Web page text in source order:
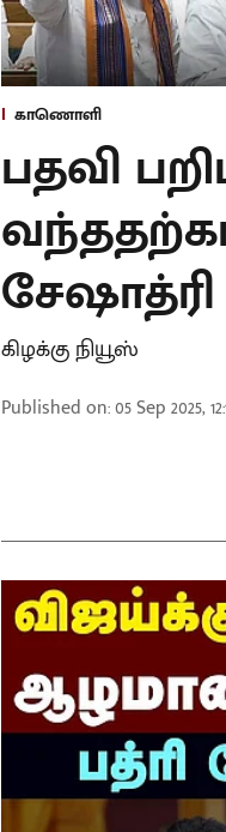
காணொளி
பதவி
சேஷாத்ரி
கிழக்கு நியூஸ்
Published on:05 Sep 2025,